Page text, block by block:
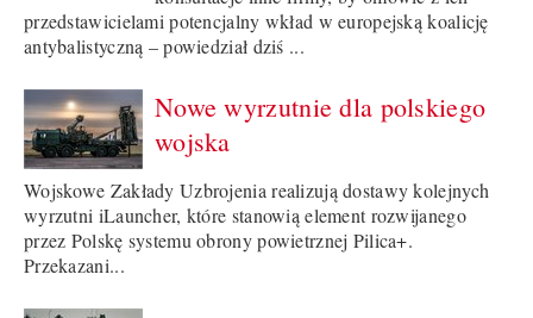
przedstawicielami potencjalny wkład w europejską koalicję
antybalistyczną – powiedział dziś ...
Nowe wyrzutnie dla polskiego
wojska
Wojskowe Zakłady Uzbrojenia realizują dostawy kolejnych
wyrzutni iLauncher, które stanowią element rozwijanego
przez Polskę systemu obrony powietrznej Pilica+.
Przekazani...